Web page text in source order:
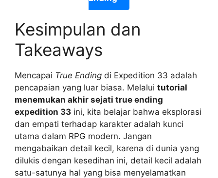
Kesimpulan dan
Takeaways
Mencapai True Ending di Expedition 33 adalah
pencapaian yang luar biasa. Melalui tutorial
menemukan akhir sejati true ending
expedition 33 ini, kita belajar bahwa eksplorasi
dan empati terhadap karakter adalah kunci
utama dalam RPG modern. Jangan
mengabaikan detail kecil, karena di dunia yang
dilukis dengan kesedihan ini, detail kecil adalah
satu-satunya hal yang bisa menyelamatkan